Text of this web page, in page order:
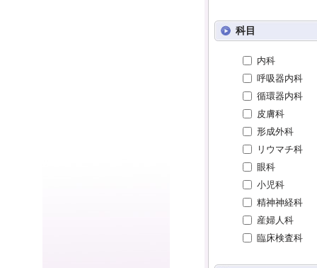
科目
内科
呼吸器内科
循環器内科
皮膚科
形成外科
リウマチ科
眼科
小児科
精神神経科
産婦人科
臨床検査科